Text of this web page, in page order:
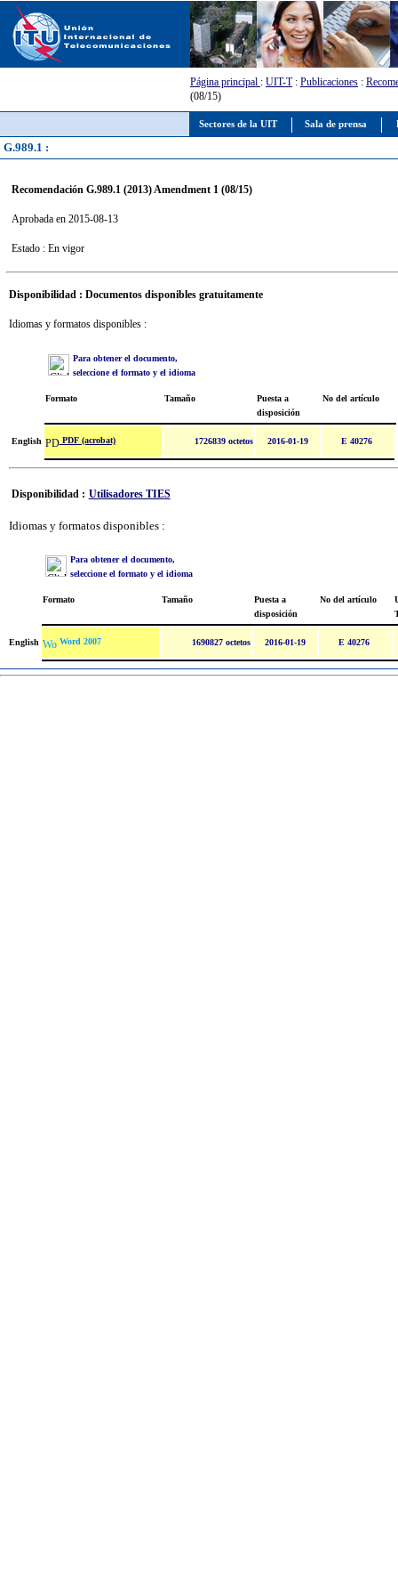
Sectores de la UIT Sala de prensa
Página principal : UIT-T: Publicaciones :
(08/15)
G.989.1 :
Recomendación G.989.1 (2013) Amendment 1 (08/15)
Aprobada en 2015-08-13
Estado : En vigor
Disponibilidad : Documentos disponibles gratuitamente
Idiomas y formatos disponibles :
Para obtener el documento,
seleccione el formato y el idioma
Formato Tamaño
Puesta a
disposición
No del artículo
English PDF (acrobat) 1726839 octetos 2016-01-19 E 40276
Disponibilidad : Utilisadores TIES
Idiomas y formatos disponibles :
Para obtener el documento,
seleccione el formato y el idioma
Formato Tamaño
Puesta a
disposición
No del artículo
English Word 2007 1690827 octetos 2016-01-19 E 40276